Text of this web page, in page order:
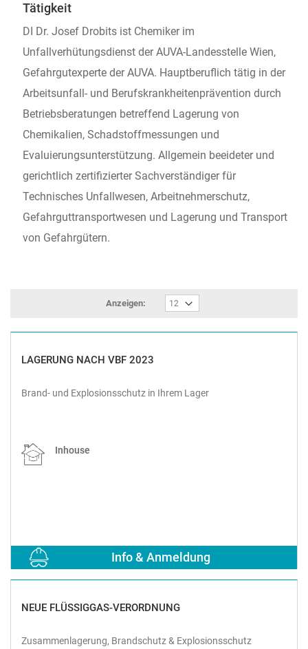
Tätigkeit
DI Dr. Josef Drobits ist Chemiker im
Unfallverhütungsdienst der AUVA-Landesstelle Wien,
Gefahrgutexperte der AUVA. Hauptberuflich tätig in der
Arbeitsunfall- und Berufskrankheitenprävention durch
Betriebsberatungen betreffend Lagerung von
Chemikalien, Schadstoffmessungen und
Evaluierungsunterstützung. Allgemein beeideter und
gerichtlich zertifizierter Sachverständiger für
Technisches Unfallwesen, Arbeitnehmerschutz,
Gefahrguttransportwesen und Lagerung und Transport
von Gefahrgütern.
Anzeigen:
LAGERUNG NACH VBF 2023
Brand- und Explosionsschutz in Ihrem Lager
Inhouse
Info & Anmeldung
NEUE FLÜSSIGGAS-VERORDNUNG
Zusammenlagerung, Brandschutz & Explosionsschutz